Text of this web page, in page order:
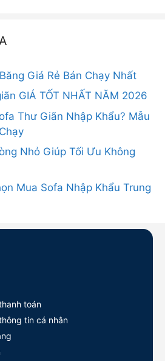
Giá Rẻ Bán Chạy Nhất
GIÁ TỐT NHẤT NĂM 2026
Thư Giãn Nhập Khẩu? Mẫu
Nhỏ Giúp Tối Ưu Không
Mua Sofa Nhập Khẩu Trung
toán
tin cá nhân